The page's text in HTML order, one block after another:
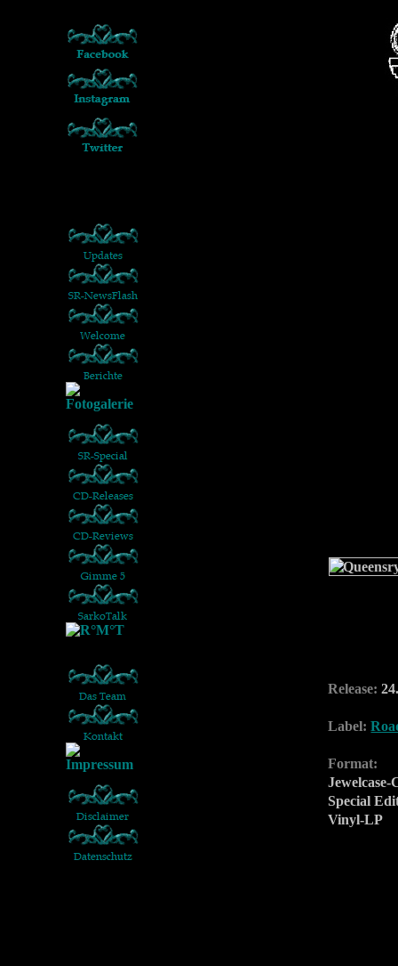
Release:
Label:
Format:
Jewelcase-
Special
Vinyl-LP